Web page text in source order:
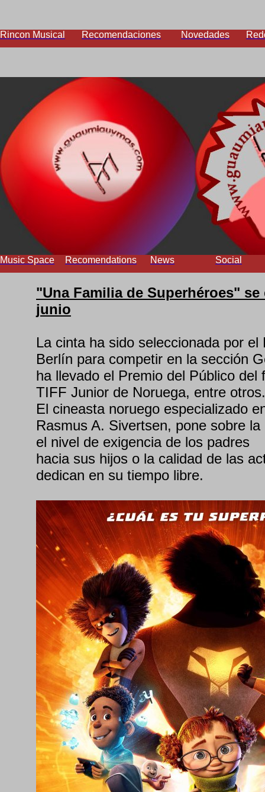
Rincon Musical Recomendaciones Novedades
Music Space Recomendations News Social
"Una Familia de Superhéroes" se
junio
La cinta ha sido seleccionada por el
Berlín para competir en la sección
ha llevado el Premio del Público del
TIFF Junior de Noruega, entre otros.
El cineasta noruego especializado
Rasmus A. Sivertsen, pone sobre
el nivel de exigencia de los padres
hacia sus hijos o la calidad de las
dedican en su tiempo libre.